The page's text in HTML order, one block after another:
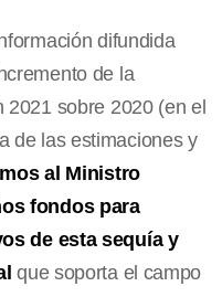
difundida
de la
2021 sobre 2020 (en el
de las estimaciones y
al Ministro
fondos para
de esta sequía y
que soporta el campo